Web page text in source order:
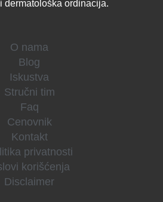
dermatološka ordinacija.
O nama
Blog
Iskustva
Stručni tim
Faq
Cenovnik
Kontakt
privatnosti
korišćenja
Disclaimer